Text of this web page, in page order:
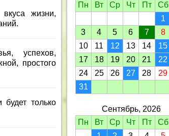
жизни,
успехов,
простого
только
Пн
Вт Ср Чт Пт Сб
1
3
4 5 6 7 8
10
11 12 13 14 15
17
18 19 20 21 22
24
25 26 27 28 29
31
Сентябрь, 2026
Пн
Вт Ср Чт Пт Сб